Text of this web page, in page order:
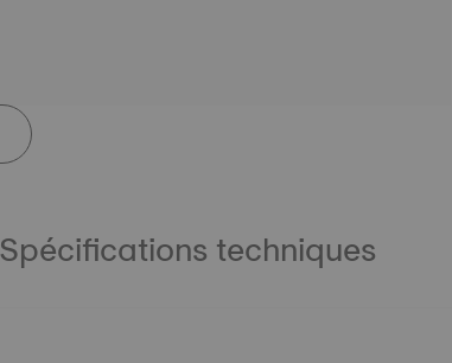
Spécifications techniques